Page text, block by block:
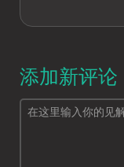
添加新评论